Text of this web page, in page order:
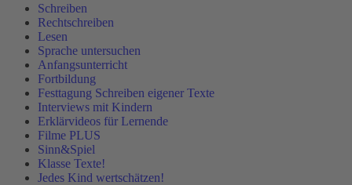
Schreiben
Rechtschreiben
Lesen
Sprache untersuchen
Anfangsunterricht
Fortbildung
Festtagung Schreiben eigener Texte
Interviews mit Kindern
Erklärvideos für Lernende
Filme PLUS
Sinn&Spiel
Klasse Texte!
Jedes Kind wertschätzen!